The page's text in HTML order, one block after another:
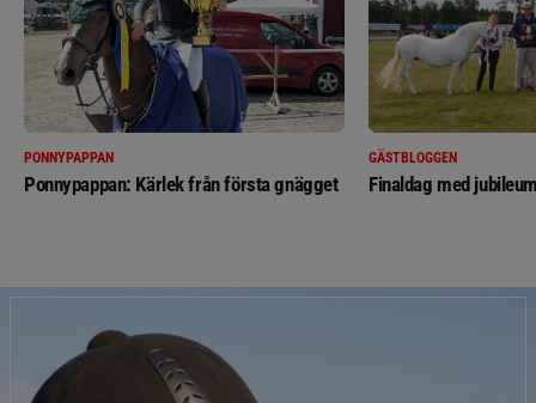
PONNYPAPPAN
Ponnypappan: Kärlek från första gnägget
GÄSTBLOGGEN
Finaldag med